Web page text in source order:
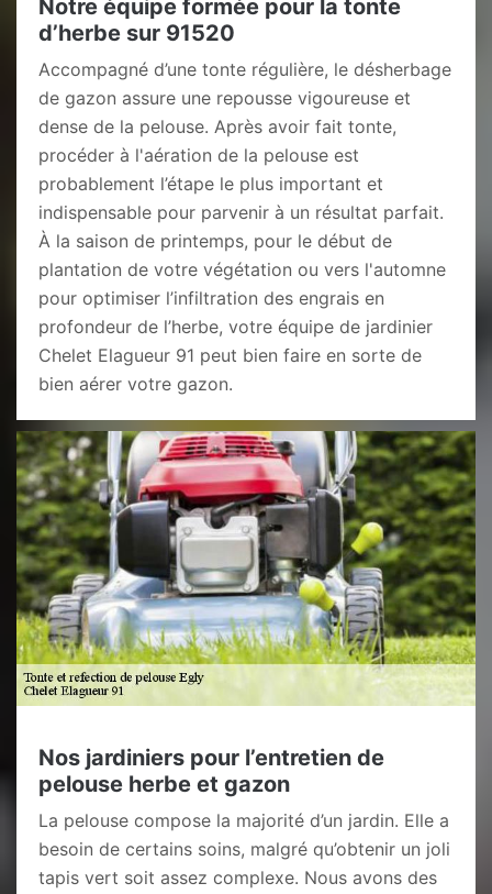
Notre équipe formée pour la tonte
d’herbe sur 91520
Accompagné d’une tonte régulière, le désherbage
de gazon assure une repousse vigoureuse et
dense de la pelouse. Après avoir fait tonte,
procéder à l'aération de la pelouse est
probablement l’étape le plus important et
indispensable pour parvenir à un résultat parfait.
À la saison de printemps, pour le début de
plantation de votre végétation ou vers l'automne
pour optimiser l’infiltration des engrais en
profondeur de l’herbe, votre équipe de jardinier
Chelet Elagueur 91 peut bien faire en sorte de
bien aérer votre gazon.
Nos jardiniers pour l’entretien de
pelouse herbe et gazon
La pelouse compose la majorité d’un jardin. Elle a
besoin de certains soins, malgré qu’obtenir un joli
tapis vert soit assez complexe. Nous avons des